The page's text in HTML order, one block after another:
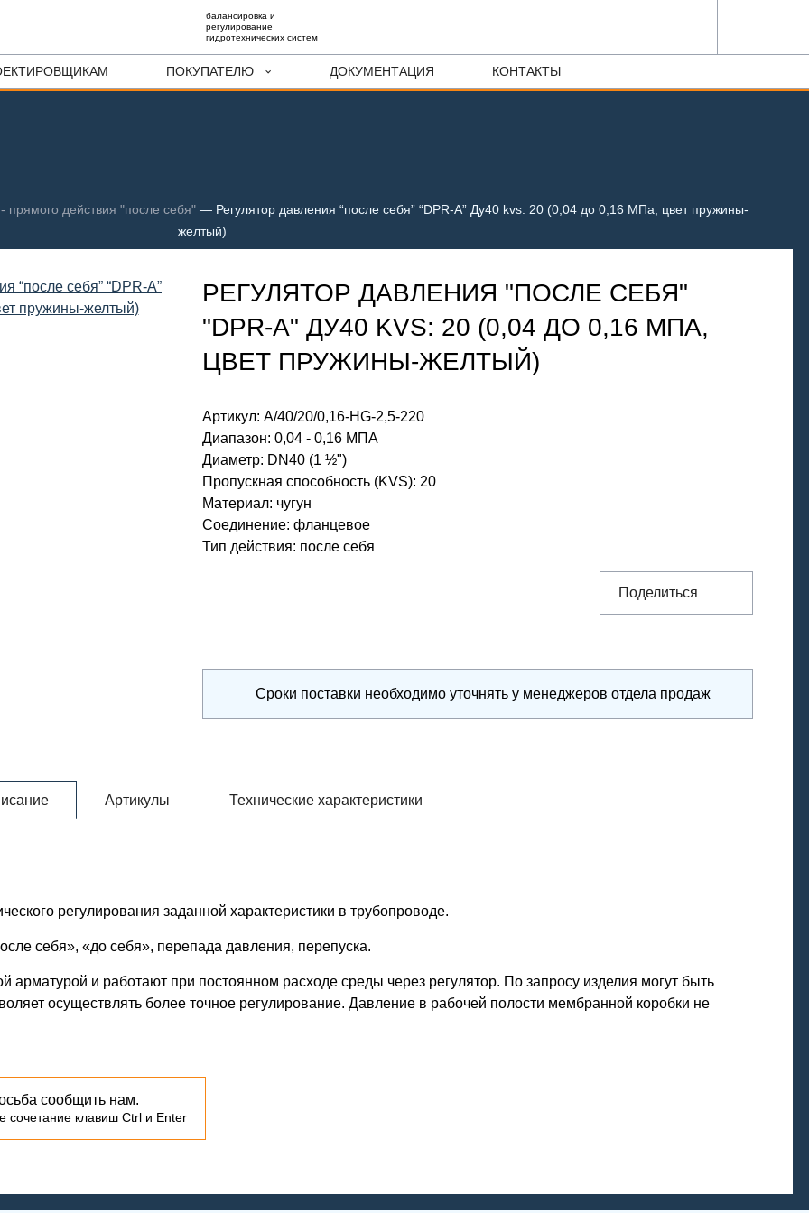
балансировка и
регулирование
гидротехнических систем
ПОКУПАТЕЛЮ ДОКУМЕНТАЦИЯ КОНТАКТЫ
прямого действия "после себя" — Регулятор давления “после себя” “DPR-A” Ду40 kvs: 20 (0,04 до 0,16 МПа, цвет пружины-
желтый)
РЕГУЛЯТОР ДАВЛЕНИЯ "ПОСЛЕ СЕБЯ"
"DPR-A" ДУ40 KVS: 20 (0,04 ДО 0,16 МПА,
ЦВЕТ ПРУЖИНЫ-ЖЕЛТЫЙ)
Артикул: A/40/20/0,16-HG-2,5-220
Диапазон: 0,04 - 0,16 МПА
Диаметр: DN40 (1 ½")
Пропускная способность (KVS): 20
Материал: чугун
Соединение: фланцевое
Тип действия: после себя
Поделиться
Сроки поставки необходимо уточнять у менеджеров отдела продаж
Артикулы Технические характеристики
регулирования заданной характеристики в трубопроводе.
себя», «до себя», перепада давления, перепуска.
арматурой и работают при постоянном расходе среды через регулятор. По запросу изделия могут быть
осуществлять более точное регулирование. Давление в рабочей полости мембранной коробки не
сообщить нам.
сочетание клавиш Ctrl и Enter